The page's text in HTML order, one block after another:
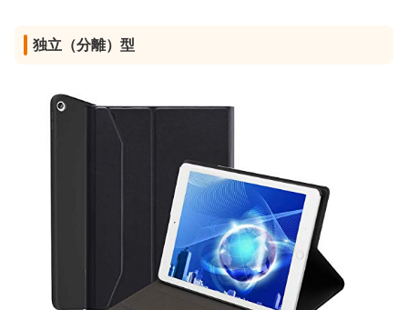
独立（分離）型